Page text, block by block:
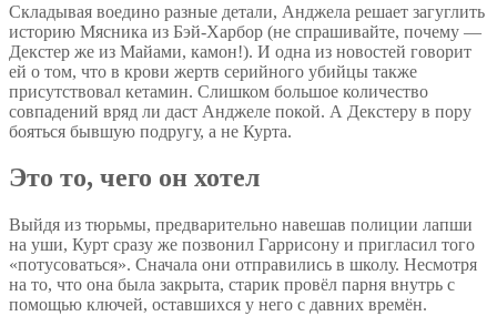
Складывая воедино разные детали, Анджела решает загуглить
историю Мясника из Бэй-Харбор (не спрашивайте, почему —
Декстер же из Майами, камон!). И одна из новостей говорит
ей о том, что в крови жертв серийного убийцы также
присутствовал кетамин. Слишком большое количество
совпадений вряд ли даст Анджеле покой. А Декстеру в пору
бояться бывшую подругу, а не Курта.
Это то, чего он хотел
Выйдя из тюрьмы, предварительно навешав полиции лапши
на уши, Курт сразу же позвонил Гаррисону и пригласил того
«потусоваться». Сначала они отправились в школу. Несмотря
на то, что она была закрыта, старик провёл парня внутрь с
помощью ключей, оставшихся у него с давних времён.